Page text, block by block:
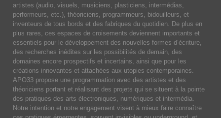
artistes (audio, visuels, musiciens, plasticiens, intermédias,
performeurs, etc.), théoriciens, programmeurs, bidouilleurs, et
inventeurs de tous bords et des fabriques du quotidien. De plus en
plus rares, ces espaces de croisements deviennent importants et
essentiels pour le développement des nouvelles formes d’écriture,
des recherches inédites sur les possibilités de demain, des
domaines encore prospectifs et incertains, ainsi que pour les
créations innovantes et attachées aux utopies contemporaines.
APO33 propose une programmation avec des artistes et des
théoriciens portant et réalisant des projets qui se situent à la pointe
des pratiques des arts électroniques, numériques et intermédia.
Notre intention et notre engagement visent à mieux faire connaître